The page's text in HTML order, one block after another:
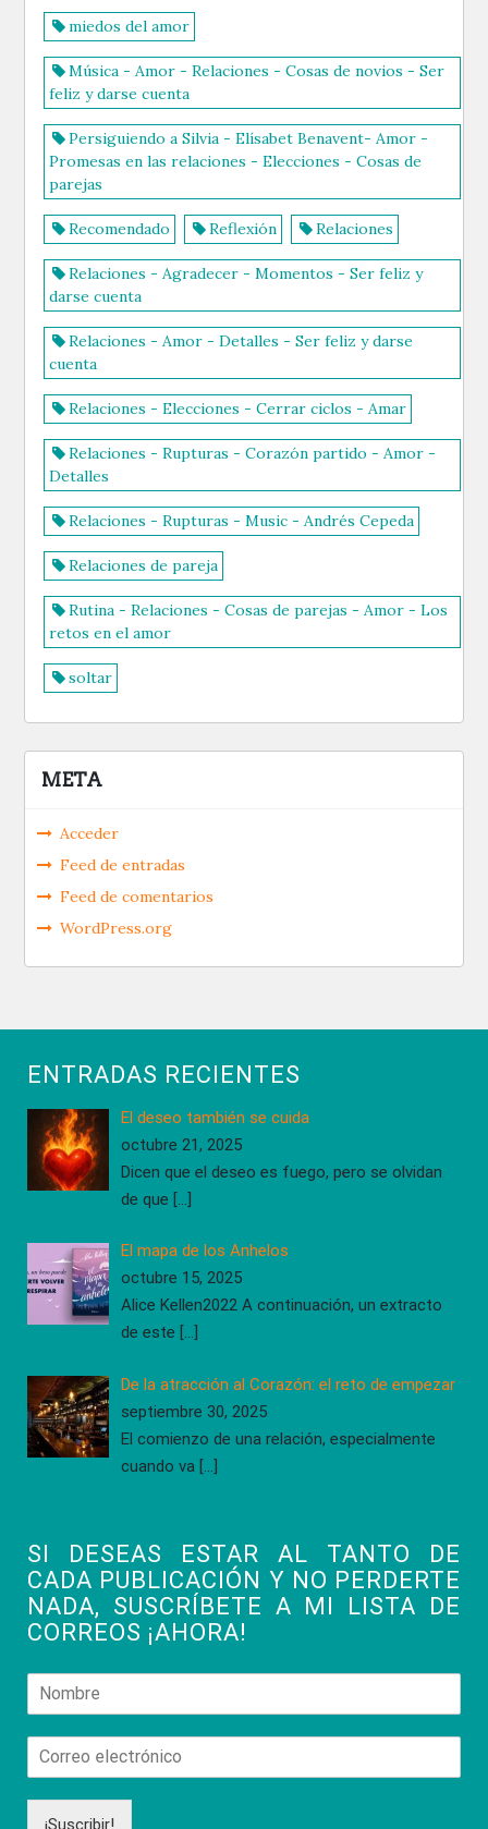
miedos del amor
Música - Amor - Relaciones - Cosas de novios - Ser
feliz y darse cuenta
Persiguiendo a Silvia - Elísabet Benavent- Amor -
Promesas en las relaciones - Elecciones - Cosas de
parejas
Recomendado Reflexión Relaciones
Relaciones - Agradecer - Momentos - Ser feliz y
darse cuenta
Relaciones - Amor - Detalles - Ser feliz y darse
cuenta
Relaciones - Elecciones - Cerrar ciclos - Amar
Relaciones - Rupturas - Corazón partido - Amor -
Detalles
Relaciones - Rupturas - Music - Andrés Cepeda
Relaciones de pareja
Rutina - Relaciones - Cosas de parejas - Amor - Los
retos en el amor
soltar
META
Acceder
Feed de entradas
Feed de comentarios
WordPress.org
ENTRADAS RECIENTES
El deseo también se cuida
octubre 21, 2025
Dicen que el deseo es fuego, pero se olvidan
de que […]
El mapa de los Anhelos
octubre 15, 2025
Alice Kellen2022 A continuación, un extracto
de este […]
De la atracción al Corazón: el reto de empezar
septiembre 30, 2025
El comienzo de una relación, especialmente
cuando va […]
SI DESEAS ESTAR AL TANTO DE
CADA PUBLICACIÓN Y NO PERDERTE
NADA, SUSCRÍBETE A MI LISTA DE
CORREOS ¡AHORA!
¡Suscribir!